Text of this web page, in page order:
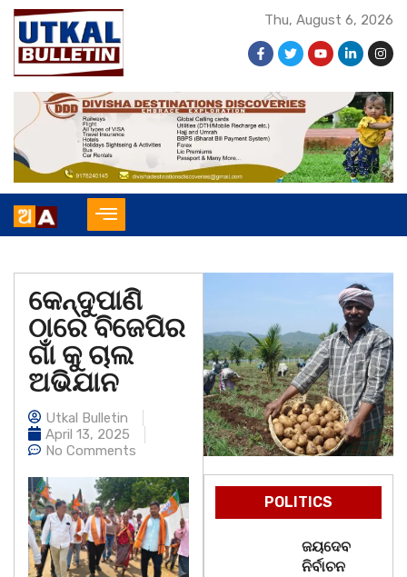
Thu, August 6, 2026
କେନ୍ଦୁପାଣି
ଠାରେ ବିଜେପିର
ଗାଁ କୁ ଚାଲ
ଅଭିଯାନ
Utkal Bulletin
April 13, 2025
No Comments
POLITICS
ଜୟଦେବ
ନିର୍ବାଚନ